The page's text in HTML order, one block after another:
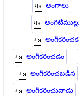
అంగాలు
అంగీకరించడం
అంగీకరించబడిన
అంగీకరించువాడు